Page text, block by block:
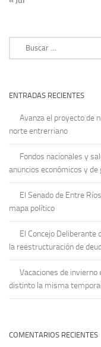
ENTRADAS RECIENTES
Avanza el proyecto de
norte entrerriano
Fondos nacionales y
anuncios económicos y de
El Senado de Entre
mapa político
El Concejo Deliberante
la reestructuración de
Vacaciones de invierno
distinto la misma
COMENTARIOS RECIENTES